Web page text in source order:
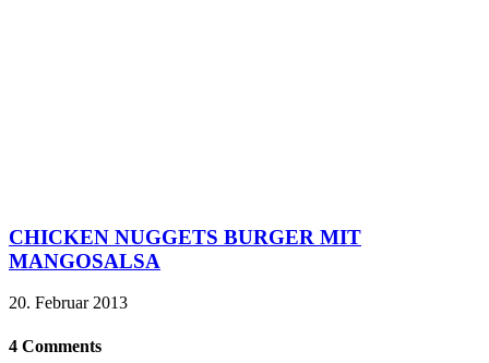
CHICKEN NUGGETS BURGER MIT
MANGOSALSA
20. Februar 2013
4 Comments